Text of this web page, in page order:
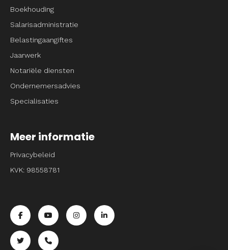
Boekhouding
Salarisadministratie
Belastingaangiftes
Jaarwerk
Notariële diensten
Ondernemersadvies
Specialisaties
Meer informatie
Privacybeleid
KVK: 98558781
Ga naar de facebook pagina van Entrpnr
Ga naar de youtube pagina van Entrpnr
Ga naar de instagram pagina van Entrpnr
Ga naar de linkedin pagina van
Ga naar de twitter pagina van Entrpnr